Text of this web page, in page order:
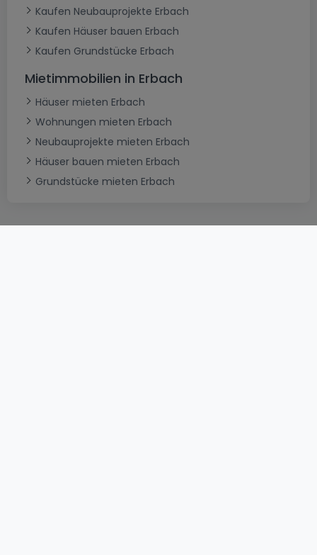
Kaufen Neubauprojekte Erbach
Kaufen Häuser bauen Erbach
Kaufen Grundstücke Erbach
Mietimmobilien in Erbach
Häuser mieten Erbach
Wohnungen mieten Erbach
Neubauprojekte mieten Erbach
Häuser bauen mieten Erbach
Grundstücke mieten Erbach